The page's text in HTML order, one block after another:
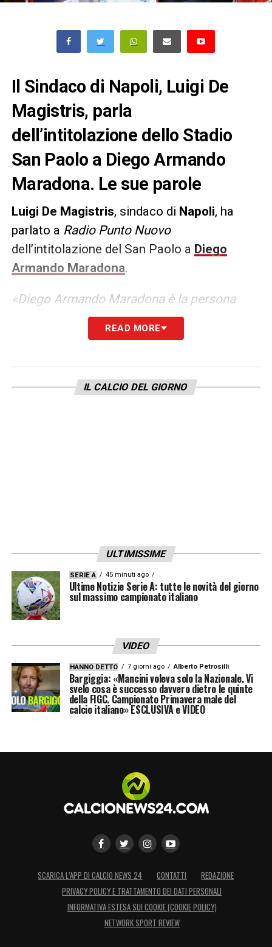
Il Sindaco di Napoli, Luigi De
Magistris, parla
dell’intitolazione dello Stadio
San Paolo a Diego Armando
Maradona. Le sue parole
Luigi De Magistris, sindaco di Napoli, ha
parlato a Radio Punto Nuovo
dell’intitolazione del San Paolo a Diego
Armando Maradona.
«Diego Armando Maradona è la persona
unica che ha saputo unire i napoletani di
tutto il mondo. Con le sue gesta ha
prossima intitoleremo formalmente lo
READ MORE
IL CALCIO DEL GIORNO
ULTIMISSIME
SERIE A 45 minuti ago
Ultime Notizie Serie A: tutte le novità del giorno
sul massimo campionato italiano
VIDEO
HANNO DETTO 7 giorni ago Alberto Petrosilli
Bargiggia: «Mancini voleva solo la Nazionale. Vi
svelo cosa è successo davvero dietro le quinte
della FIGC. Campionato Primavera male del
calcio italiano» ESCLUSIVA e VIDEO
SCARICA L’APP DI CALCIO NEWS 24 CONTATTI
REDAZIONE
PRIVACY POLICY E TRATTAMENTO DEI DATI PERSONALI
INFORMATIVA ESTESA SUI COOKIE (COOKIE POLICY)
NETWORK SPORT REVIEW